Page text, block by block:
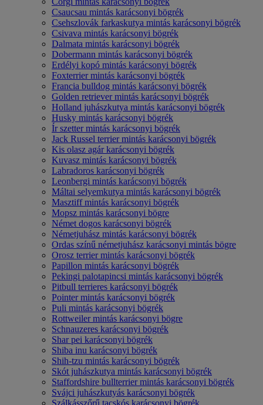
Csaucsau mintás karácsonyi bögrék
Csehszlovák farkaskutya mintás karácsonyi bögrék
Csivava mintás karácsonyi bögrék
Dalmata mintás karácsonyi bögrék
Dobermann mintás karácsonyi bögrék
Erdélyi kopó mintás karácsonyi bögrék
Foxterrier mintás karácsonyi bögrék
Francia bulldog mintás karácsonyi bögrék
Golden retriever mintás karácsonyi bögrék
Holland juhászkutya mintás karácsonyi bögrék
Husky mintás karácsonyi bögrék
Ír szetter mintás karácsonyi bögrék
Jack Russel terrier mintás karácsonyi bögrék
Kis olasz agár karácsonyi bögrék
Kuvasz mintás karácsonyi bögrék
Labradoros karácsonyi bögrék
Leonbergi mintás karácsonyi bögrék
Máltai selyemkutya mintás karácsonyi bögrék
Masztiff mintás karácsonyi bögrék
Mopsz mintás karácsonyi bögre
Német dogos karácsonyi bögrék
Németjuhász mintás karácsonyi bögrék
Ordas színű németjuhász karácsonyi mintás bögre
Orosz terrier mintás karácsonyi bögrék
Papillon mintás karácsonyi bögrék
Pekingi palotapincsi mintás karácsonyi bögrék
Pitbull terrieres karácsonyi bögrék
Pointer mintás karácsonyi bögrék
Puli mintás karácsonyi bögrék
Rottweiler mintás karácsonyi bögre
Schnauzeres karácsonyi bögrék
Shar pei karácsonyi bögrék
Shiba inu karácsonyi bögrék
Shih-tzu mintás karácsonyi bögrék
Skót juhászkutya mintás karácsonyi bögrék
Staffordshire bullterrier mintás karácsonyi bögrék
Svájci juhászkutyás karácsonyi bögrék
Szálkásszőrű tacskós karácsonyi bögrék